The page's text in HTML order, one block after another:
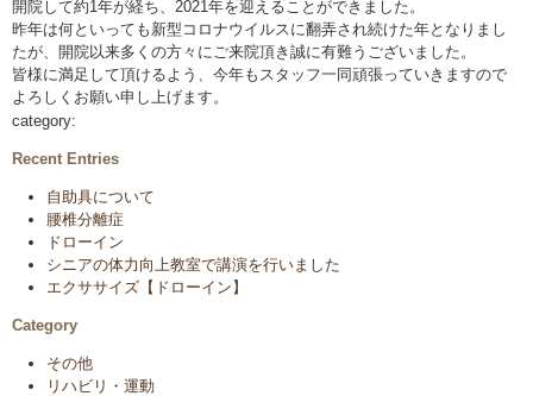
開院して約1年が経ち、2021年を迎えることができました。
昨年は何といっても新型コロナウイルスに翻弄され続けた年となりまし
たが、開院以来多くの方々にご来院頂き誠に有難うございました。
皆様に満足して頂けるよう、今年もスタッフ一同頑張っていきますので
よろしくお願い申し上げます。
category:
Recent Entries
自助具について
腰椎分離症
ドローイン
シニアの体力向上教室で講演を行いました
エクササイズ【ドローイン】
Category
その他
リハビリ・運動